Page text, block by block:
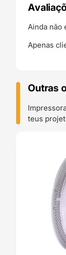
Ainda não
Apenas
Outras
teus